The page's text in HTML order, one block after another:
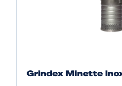
Grindex Minette